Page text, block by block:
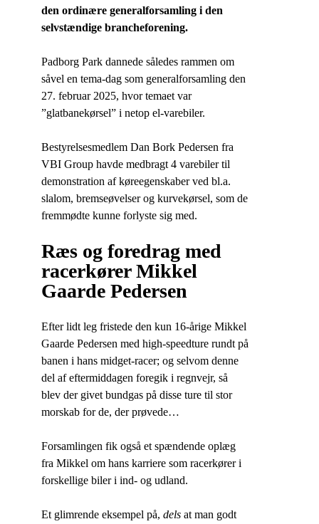
den ordinære generalforsamling i den
selvstændige brancheforening.
Padborg Park dannede således rammen om
såvel en tema-dag som generalforsamling den
27. februar 2025, hvor temaet var
”glatbanekørsel” i netop el-varebiler.
Bestyrelsesmedlem Dan Bork Pedersen fra
VBI Group havde medbragt 4 varebiler til
demonstration af køreegenskaber ved bl.a.
slalom, bremseøvelser og kurvekørsel, som de
fremmødte kunne forlyste sig med.
Ræs og foredrag med
racerkører Mikkel
Gaarde Pedersen
Efter lidt leg fristede den kun 16-årige Mikkel
Gaarde Pedersen med high-speedture rundt på
banen i hans midget-racer; og selvom denne
del af eftermiddagen foregik i regnvejr, så
blev der givet bundgas på disse ture til stor
morskab for de, der prøvede…
Forsamlingen fik også et spændende oplæg
fra Mikkel om hans karriere som racerkører i
forskellige biler i ind- og udland.
Et glimrende eksempel på, dels at man godt